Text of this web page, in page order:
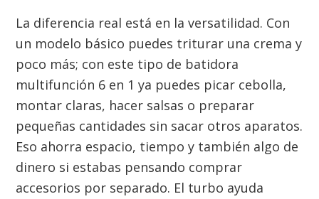
La diferencia real está en la versatilidad. Con
un modelo básico puedes triturar una crema y
poco más; con este tipo de batidora
multifunción 6 en 1 ya puedes picar cebolla,
montar claras, hacer salsas o preparar
pequeñas cantidades sin sacar otros aparatos.
Eso ahorra espacio, tiempo y también algo de
dinero si estabas pensando comprar
accesorios por separado. El turbo ayuda